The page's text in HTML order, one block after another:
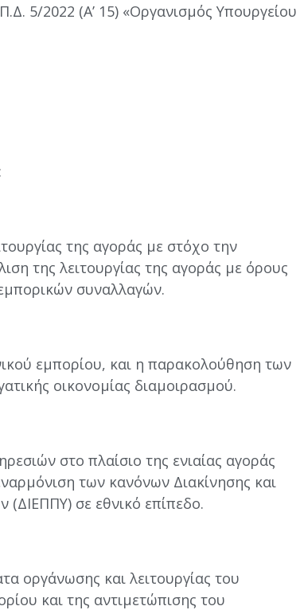
5/2022 (Α’ 15) «Οργανισμός Υπουργείου
της αγοράς με στόχο την
της λειτουργίας της αγοράς με όρους
συναλλαγών.
εμπορίου, και η παρακολούθηση των
οικονομίας διαμοιρασμού.
στο πλαίσιο της ενιαίας αγοράς
των κανόνων Διακίνησης και
σε εθνικό επίπεδο.
οργάνωσης και λειτουργίας του
και της αντιμετώπισης του